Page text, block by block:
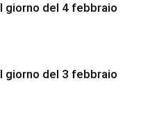
giorno del 4 febbraio
giorno del 3 febbraio